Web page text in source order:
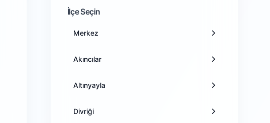
Ağrı
Antalya
Artvin
İlçe Seçin
Merkez
Akıncılar
Altınyayla
Divriği